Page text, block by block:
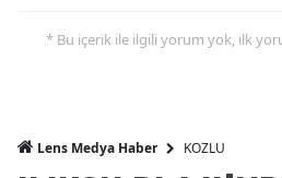
* Bu içerik ile ilgili yorum yok, ilk
Lens Medya Haber KOZLU